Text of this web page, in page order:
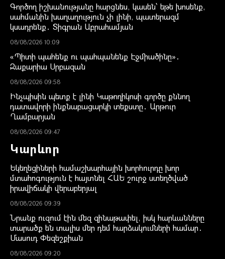
Գործող իշխանությանը հարցնես, կասեն՝ եթե խոսենք,
սահմանին խաղաղություն չի լինի, պատերազմ
կսադրենք․ Տիգրան Աբրահամյան
08/08/2026 10:09
«Պիտի պահենք ու պահպանենք Էջմիածինը»․
Զաքարիա Սրբազան
08/08/2026 09:58
Ինչպիսին պետք է լինի Կաթողիկոսի գործը քննող
դատավորի ինքնաբացարկի տեքստը․ Արթուր
Ղամբարյան
08/08/2026 09:47
Կարևոր
Եկեղեցիների համաշխարհային խորհուրդը խոր
մտահոգություն է հայտնել ՀԱԵ շուրջ ստեղծված
իրավիճակի վերաբերյալ
08/08/2026 09:39
Նրանք ուզում էին մեզ զինաթափել, իսկ հարևանները
տարածք են տալիս մեր դեմ հարձակումների համար․
Մասուդ Փեզեշքիան
08/08/2026 09:20